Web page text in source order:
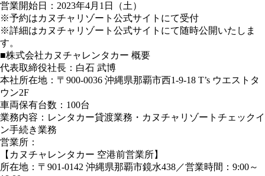
営業開始日：2023年4月1日（土）
※予約はカヌチャリゾート公式サイトにて受付
※詳細はカヌチャリゾート公式サイトにて随時公開いたしま
す。
■株式会社カヌチャレンタカー 概要
代表取締役社長：白石 武博
本社所在地：〒900-0036 沖縄県那覇市西1-9-18 T’s ウエストタ
ウン2F
車両保有台数：100台
業務内容：レンタカー貸渡業務・カヌチャリゾートチェックイ
ン手続き業務
営業所：
【カヌチャレンタカー 空港前営業所】
所在地：〒901-0142 沖縄県那覇市鏡水438／営業時間：9:00～